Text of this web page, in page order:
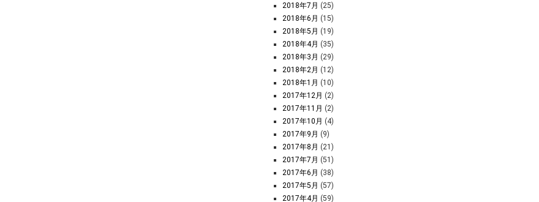
2018年7月 (25)
2018年6月 (15)
2018年5月 (19)
2018年4月 (35)
2018年3月 (29)
2018年2月 (12)
2018年1月 (10)
2017年12月 (2)
2017年11月 (2)
2017年10月 (4)
2017年9月 (9)
2017年8月 (21)
2017年7月 (51)
2017年6月 (38)
2017年5月 (57)
2017年4月 (59)